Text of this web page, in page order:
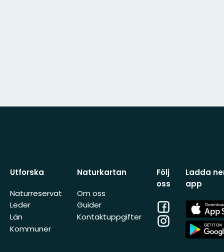
Utforska
Naturreservat
Leder
Län
Kommuner
Naturkartan
Om oss
Guider
Kontaktuppgifter
Följ
oss
Facebook
Instagram
Ladda
app
App
Store
App
Store